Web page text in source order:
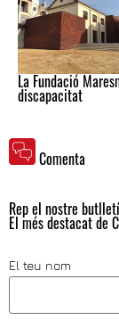
La Fundació
discapacitat
Comenta
Rep el nostre butlletí
El més destacat de
El teu nom